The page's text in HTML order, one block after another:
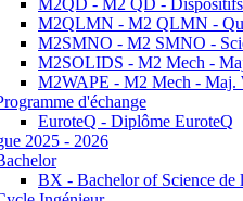
M2QD - M2 QD -
M2QLMN - M2 QLMN -
M2SMNO - M2 SMNO -
M2SOLIDS - M2 Mech -
M2WAPE - M2 Mech - Maj.
d'échange
EuroteQ - Diplôme EuroteQ
2025 - 2026
BX - Bachelor of Science de